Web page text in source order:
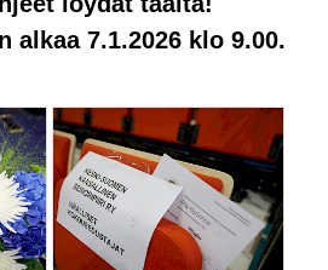
alkaa 7.1.2026 klo 9.00.